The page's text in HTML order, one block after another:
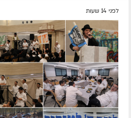
לפני 14 שעות